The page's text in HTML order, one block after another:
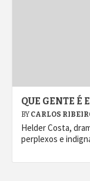
QUE GENTE É
BY CARLOS
Helder Costa,
perplexos e